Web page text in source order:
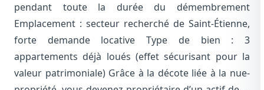
pendant toute la durée du démembrement
Emplacement : secteur recherché de Saint-Étienne,
forte demande locative Type de bien : 3
appartements déjà loués (effet sécurisant pour la
valeur patrimoniale) Grâce à la décote liée à la nue-